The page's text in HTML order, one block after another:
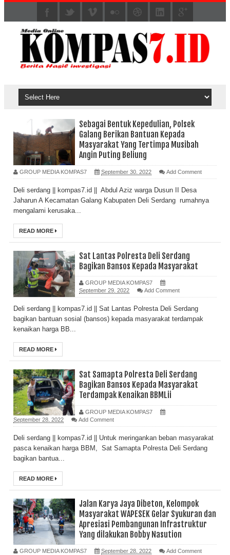
Sebagai Bentuk Kepedulian, Polsek
Galang Berikan Bantuan Kepada
Masyarakat Yang Tertimpa Musibah
Angin Puting Beliung
GROUP MEDIA KOMPAS7 September 30, 2022 Add Comment
Deli serdang || kompas7.id || Abdul Aziz warga Dusun II Desa
Jaharun A Kecamatan Galang Kabupaten Deli Serdang rumahnya
mengalami kerusaka...
READ MORE
Sat Lantas Polresta Deli Serdang
Bagikan Bansos Kepada Masyarakat
GROUP MEDIA KOMPAS7
September 29, 2022
Add Comment
Deli serdang || kompas7.id || Sat Lantas Polresta Deli Serdang
bagikan bantuan sosial (bansos) kepada masyarakat terdampak
kenaikan harga BB...
READ MORE
Sat Samapta Polresta Deli Serdang
Bagikan Bansos Kepada Masyarakat
Terdampak Kenaikan BBMLii
GROUP MEDIA KOMPAS7
September 28, 2022
Add Comment
Deli serdang || kompas7.id || Untuk meringankan beban masyarakat
pasca kenaikan harga BBM, Sat Samapta Polresta Deli Serdang
bagikan bantua...
READ MORE
Jalan Karya Jaya Dibeton, Kelompok
Masyarakat WAPESEK Gelar Syukuran dan
Apresiasi Pembangunan Infrastruktur
Yang dilakukan Bobby Nasution
GROUP MEDIA KOMPAS7 September 28, 2022 Add Comment